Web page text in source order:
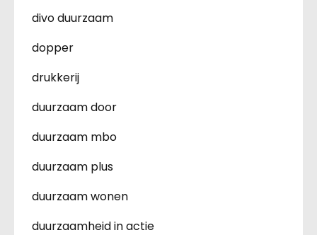
divo duurzaam
dopper
drukkerij
duurzaam door
duurzaam mbo
duurzaam plus
duurzaam wonen
duurzaamheid in actie